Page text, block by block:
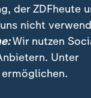
der ZDFheute
nicht
Wir nutzen
Unter